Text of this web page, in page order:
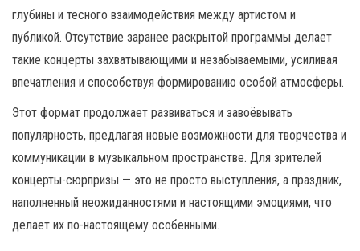
глубины и тесного взаимодействия между артистом и
публикой. Отсутствие заранее раскрытой программы делает
такие концерты захватывающими и незабываемыми, усиливая
впечатления и способствуя формированию особой атмосферы.
Этот формат продолжает развиваться и завоёвывать
популярность, предлагая новые возможности для творчества и
коммуникации в музыкальном пространстве. Для зрителей
концерты-сюрпризы — это не просто выступления, а праздник,
наполненный неожиданностями и настоящими эмоциями, что
делает их по-настоящему особенными.